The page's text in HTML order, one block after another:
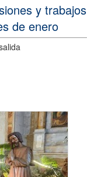
y trabajos
de enero